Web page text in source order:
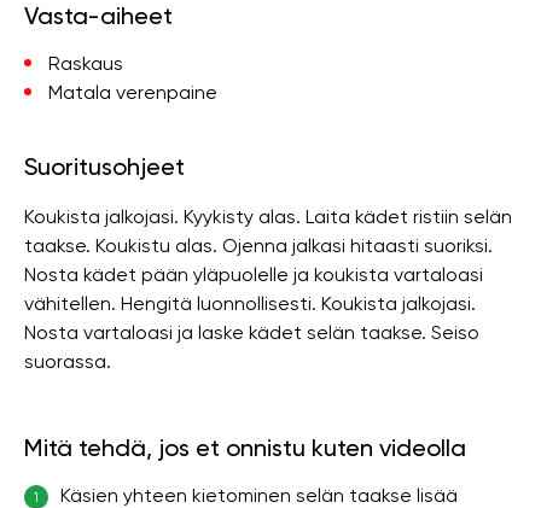
Vasta-aiheet
Raskaus
Matala verenpaine
Suoritusohjeet
Koukista jalkojasi. Kyykisty alas. Laita kädet ristiin selän
taakse. Koukistu alas. Ojenna jalkasi hitaasti suoriksi.
Nosta kädet pään yläpuolelle ja koukista vartaloasi
vähitellen. Hengitä luonnollisesti. Koukista jalkojasi.
Nosta vartaloasi ja laske kädet selän taakse. Seiso
suorassa.
Mitä tehdä, jos et onnistu kuten videolla
1
Käsien yhteen kietominen selän taakse lisää